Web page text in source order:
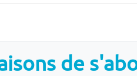
sera à 90 %
sans impliquer les…
de